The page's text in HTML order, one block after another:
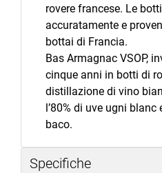
rovere francese. Le
accuratamente e
bottai di Francia.
Bas Armagnac VSOP,
cinque anni in botti di
distillazione di vino
l’80% di uve ugni
baco.
Specifiche